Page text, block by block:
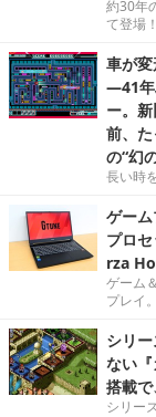
約30年
て登場！
車が
―41年
ー。
前、
の“幻
長い時
ゲー
プロ
rza
ゲーム
プレイ
シリ
ない
搭載で
シリー